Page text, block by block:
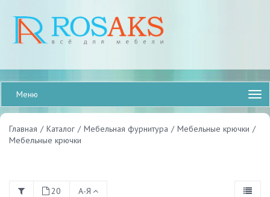
Меню
Главная / Каталог / Мебельная фурнитура / Мебельные крючки /
Мебельные крючки
20 А-Я